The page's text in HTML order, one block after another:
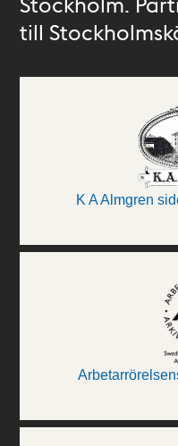
till
K A Almgren